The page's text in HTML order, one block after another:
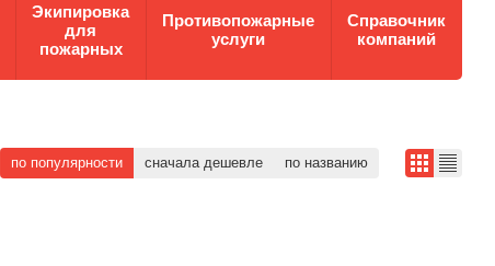
Экипировка
для
пожарных
Противопожарные
услуги
Справочник
компаний
по популярности сначала дешевле по названию